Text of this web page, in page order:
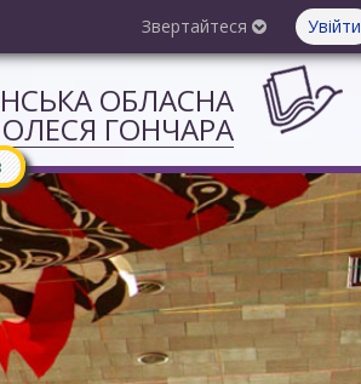
Звертайтеся Увійти
ОБЛАСНА
ОЛЕСЯ ГОНЧАРА